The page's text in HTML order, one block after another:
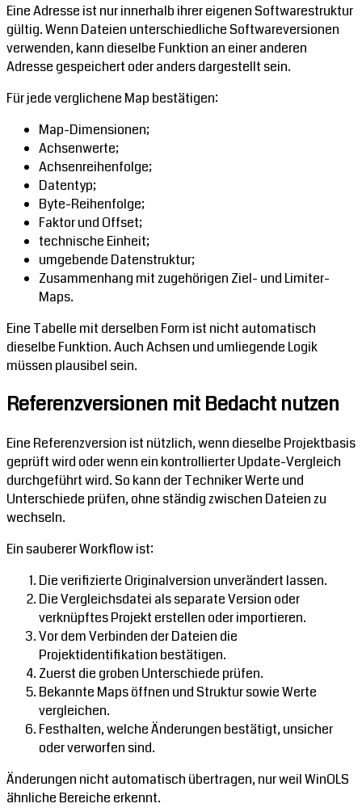
Eine Adresse ist nur innerhalb ihrer eigenen Softwarestruktur
gültig. Wenn Dateien unterschiedliche Softwareversionen
verwenden, kann dieselbe Funktion an einer anderen
Adresse gespeichert oder anders dargestellt sein.
Für jede verglichene Map bestätigen:
Map-Dimensionen;
Achsenwerte;
Achsenreihenfolge;
Datentyp;
Byte-Reihenfolge;
Faktor und Offset;
technische Einheit;
umgebende Datenstruktur;
Zusammenhang mit zugehörigen Ziel- und Limiter-
Maps.
Eine Tabelle mit derselben Form ist nicht automatisch
dieselbe Funktion. Auch Achsen und umliegende Logik
müssen plausibel sein.
Referenzversionen mit Bedacht nutzen
Eine Referenzversion ist nützlich, wenn dieselbe Projektbasis
geprüft wird oder wenn ein kontrollierter Update-Vergleich
durchgeführt wird. So kann der Techniker Werte und
Unterschiede prüfen, ohne ständig zwischen Dateien zu
wechseln.
Ein sauberer Workflow ist:
Die verifizierte Originalversion unverändert lassen.
Die Vergleichsdatei als separate Version oder
verknüpftes Projekt erstellen oder importieren.
Vor dem Verbinden der Dateien die
Projektidentifikation bestätigen.
Zuerst die groben Unterschiede prüfen.
Bekannte Maps öffnen und Struktur sowie Werte
vergleichen.
Festhalten, welche Änderungen bestätigt, unsicher
oder verworfen sind.
Änderungen nicht automatisch übertragen, nur weil WinOLS
ähnliche Bereiche erkennt.